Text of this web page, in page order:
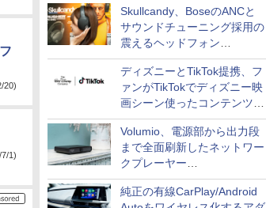
Skullcandy、BoseのANCと
サウンドチューニング採用の
震えるヘッドフォン
「Crusher 1080 ANC」
ディズニーとTikTok提携、フ
ァンがTikTokでディズニー映
画シーン使ったコンテンツ制
作、Disney+にも配信
Volumio、電源部から出力段
まで全面刷新したネットワー
クプレーヤー
「Primo（2026）」
純正の有線CarPlay/Android
20)
1)